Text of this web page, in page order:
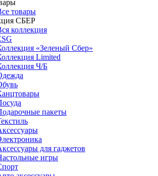
товары
СБЕР
коллекция
«Зеленый Сбер»
Limited
Ч/Б
пакеты
для гаджетов
игры